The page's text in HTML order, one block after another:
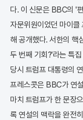
다. 이 신문은 BBC의 '
자문위원이었던 마이
해 공개했다. 서한의 핵
두 번째 기회?'라는 특
당시 트럼프 대통령의
프레스콧은 BBC가 연
마치 트럼프가 한 문장
록 연설의 맥락을 완전